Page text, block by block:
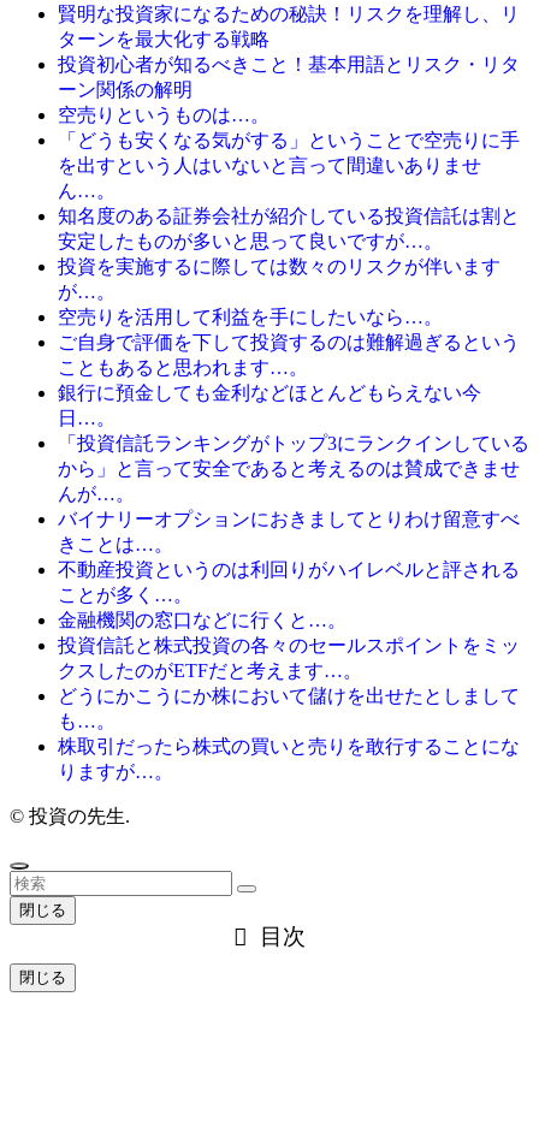
賢明な投資家になるための秘訣！リスクを理解し、リ
ターンを最大化する戦略
投資初心者が知るべきこと！基本用語とリスク・リタ
ーン関係の解明
空売りというものは…。
「どうも安くなる気がする」ということで空売りに手
を出すという人はいないと言って間違いありませ
ん…。
知名度のある証券会社が紹介している投資信託は割と
安定したものが多いと思って良いですが…。
投資を実施するに際しては数々のリスクが伴います
が…。
空売りを活用して利益を手にしたいなら…。
ご自身で評価を下して投資するのは難解過ぎるという
こともあると思われます…。
銀行に預金しても金利などほとんどもらえない今
日…。
「投資信託ランキングがトップ3にランクインしている
から」と言って安全であると考えるのは賛成できませ
んが…。
バイナリーオプションにおきましてとりわけ留意すべ
きことは…。
不動産投資というのは利回りがハイレベルと評される
ことが多く…。
金融機関の窓口などに行くと…。
投資信託と株式投資の各々のセールスポイントをミッ
クスしたのがETFだと考えます…。
どうにかこうにか株において儲けを出せたとしまして
も…。
株取引だったら株式の買いと売りを敢行することにな
りますが…。
© 投資の先生.
閉じる
目次
閉じる